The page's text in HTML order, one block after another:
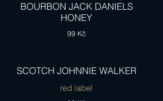
BOURBON JACK DANIELS
HONEY
99 Kč
SCOTCH JOHNNIE WALKER
red label